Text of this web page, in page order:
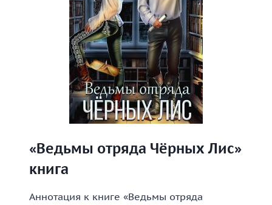
«Ведьмы отряда Чёрных Лис»
книга
Аннотация к книге «Ведьмы отряда